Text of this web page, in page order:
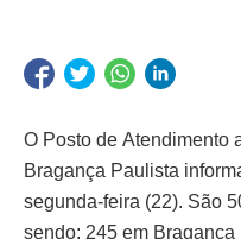
O Posto de Atendimento
Bragança Paulista
segunda-feira (22). São
sendo: 245 em